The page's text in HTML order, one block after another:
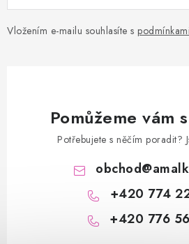
Vložením e-mailu souhlasíte s
Pomůžeme vám
Potřebujete s něčím poradit?
obchod@
+420 774
+420 776